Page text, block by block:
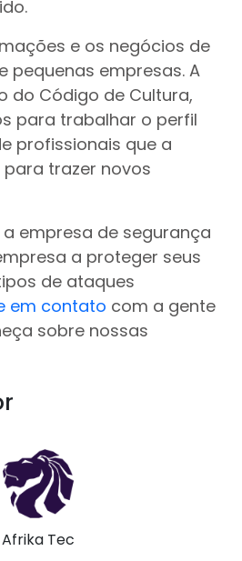
e os negócios de
pequenas empresas. A
do Código de Cultura,
para trabalhar o perfil
profissionais que a
trazer novos
empresa de segurança
a proteger seus
de ataques
em contato com a gente
sobre nossas
Afrika Tec